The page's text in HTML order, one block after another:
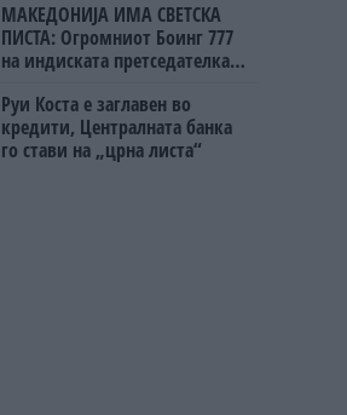
МАКЕДОНИЈА ИМА СВЕТСКА
ПИСТА: Огромниот Боинг 777
на индиската претседателка
Скопје
Руи Коста е заглавен во
кредити, Централната банка
го стави на „црна листа“